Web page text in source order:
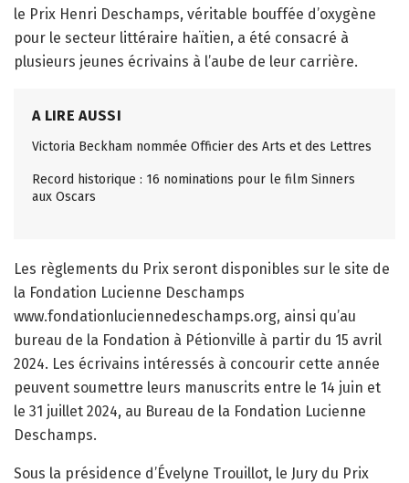
le Prix Henri Deschamps, véritable bouffée d’oxygène
pour le secteur littéraire haïtien, a été consacré à
plusieurs jeunes écrivains à l’aube de leur carrière.
A LIRE AUSSI
Victoria Beckham nommée Officier des Arts et des Lettres
Record historique : 16 nominations pour le film Sinners
aux Oscars
Les règlements du Prix seront disponibles sur le site de
la Fondation Lucienne Deschamps
www.fondationluciennedeschamps.org, ainsi qu’au
bureau de la Fondation à Pétionville à partir du 15 avril
2024. Les écrivains intéressés à concourir cette année
peuvent soumettre leurs manuscrits entre le 14 juin et
le 31 juillet 2024, au Bureau de la Fondation Lucienne
Deschamps.
Sous la présidence d’Évelyne Trouillot, le Jury du Prix